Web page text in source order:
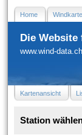
Home Windkarte
Die Website
www.wind-data.ch
Kartenansicht
Station